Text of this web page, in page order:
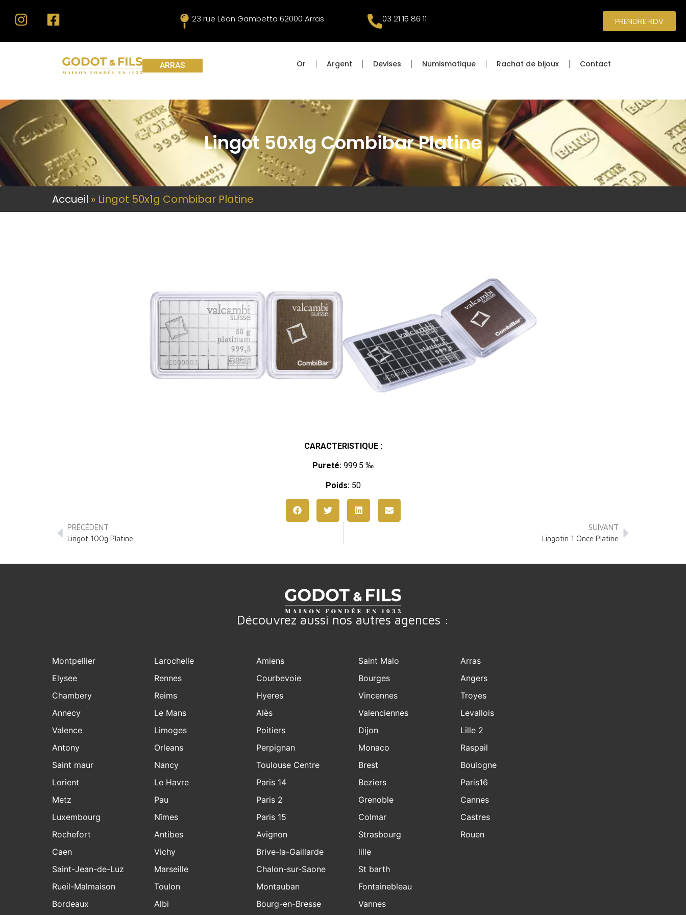
23 rue Léon Gambetta 62000 Arras 03 21 15 86 11 PRENDRE RDV
ARRAS Or Argent Devises Numismatique Rachat de bijoux Contact
Lingot 50x1g Combibar Platine
Accueil » Lingot 50x1g Combibar Platine
CARACTERISTIQUE :
Pureté: 999.5 ‰
Poids:50
PRÉCÉDENT
Lingot 100g Platine
SUIVANT
Lingotin 1 Once Platine
Découvrez aussi nos autres agences :
Montpellier
Elysee
Chambery
Annecy
Valence
Antony
Saint maur
Lorient
Metz
Luxembourg
Rochefort
Larochelle
Rennes
Reims
Le Mans
Limoges
Orleans
Nancy
Le Havre
Pau
Nîmes
Antibes
Amiens
Courbevoie
Hyeres
Alès
Poitiers
Perpignan
Toulouse Centre
Paris 14
Paris 2
Paris 15
Avignon
Saint Malo
Bourges
Vincennes
Valenciennes
Dijon
Monaco
Brest
Beziers
Grenoble
Colmar
Strasbourg
Arras
Angers
Troyes
Levallois
Lille 2
Raspail
Boulogne
Paris16
Cannes
Castres
Rouen
Caen
Saint-Jean-de-Luz
Rueil-Malmaison
Bordeaux
Vichy
Marseille
Toulon
Albi
Brive-la-Gaillarde
Chalon-sur-Saone
Montauban
Bourg-en-Bresse
lille
St barth
Fontainebleau
Vannes